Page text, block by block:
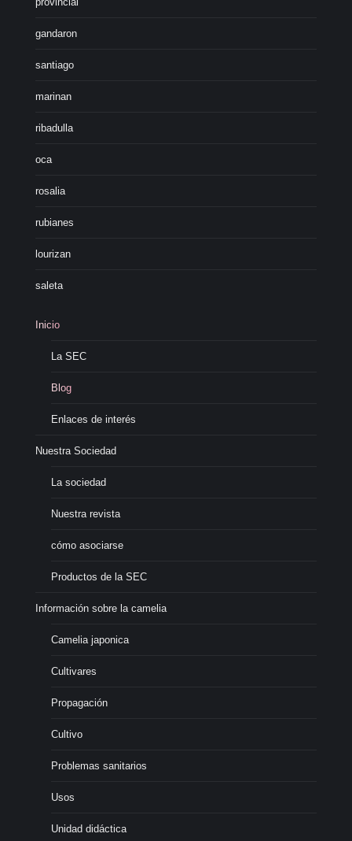
gandaron
santiago
marinan
ribadulla
oca
rosalia
rubianes
lourizan
saleta
Inicio
La SEC
Blog
Enlaces de interés
Nuestra Sociedad
La sociedad
Nuestra revista
cómo asociarse
Productos de la SEC
Información sobre la camelia
Camelia japonica
Cultivares
Propagación
Cultivo
Problemas sanitarios
Usos
Unidad didáctica